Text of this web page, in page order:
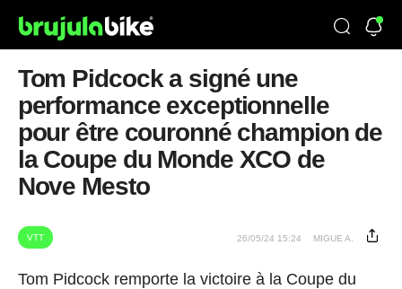
Tom Pidcock a signé une
performance exceptionnelle
pour être couronné champion de
la Coupe du Monde XCO de
Nove Mesto
VTT 26/05/24 15:24 MIGUE A.
Tom Pidcock remporte la victoire à la Coupe du